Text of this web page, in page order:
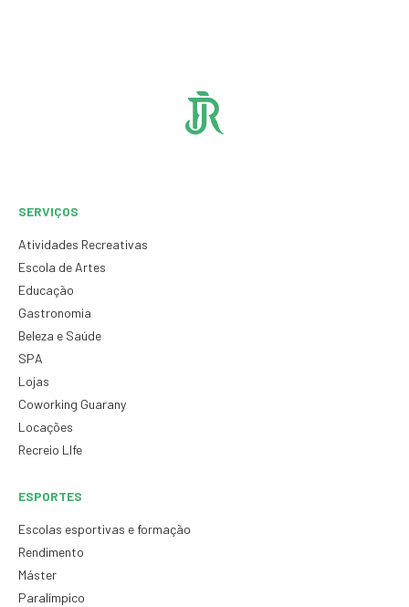
SERVIÇOS
Atividades Recreativas
Escola de Artes
Educação
Gastronomia
Beleza e Saúde
SPA
Lojas
Coworking Guarany
Locações
Recreio LIfe
ESPORTES
Escolas esportivas e formação
Rendimento
Máster
Paralímpico